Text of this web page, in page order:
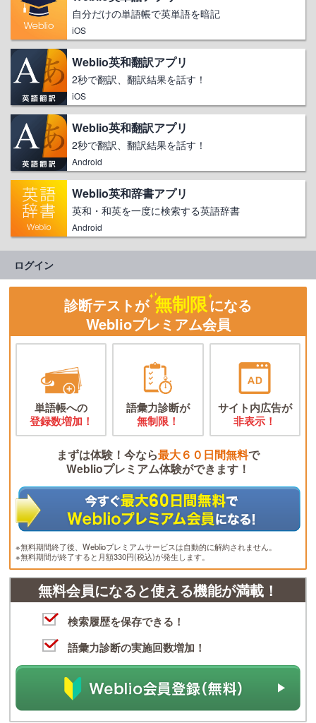
自分だけの単語帳で英単語を暗記
iOS
Weblio英和翻訳アプリ
2秒で翻訳、翻訳結果を話す！
iOS
Weblio英和翻訳アプリ
2秒で翻訳、翻訳結果を話す！
Android
Weblio英和辞書アプリ
英和・和英を一度に検索する英語辞書
Android
ログイン
診断テストが 無制限になる
Weblioプレミアム会員
単語帳への
登録数増加！
語彙力診断が
無制限！
サイト内広告が
非表示！
まずは体験！今なら最大６０日間無料で
Weblioプレミアム体験ができます！
※無料期間終了後、Weblioプレミアムサービスは自動的に解約されません。
※無料期間が終了すると月額330円(税込)が発生します。
無料会員になると使える機能が満載！
検索履歴を保存できる！
語彙力診断の実施回数増加！